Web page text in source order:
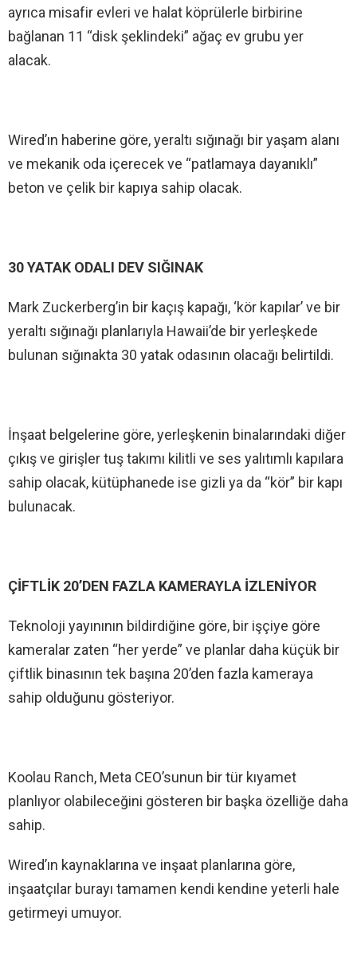
ayrıca misafir evleri ve halat köprülerle birbirine
bağlanan 11 “disk şeklindeki” ağaç ev grubu yer
alacak.
Wired’ın haberine göre, yeraltı sığınağı bir yaşam alanı
ve mekanik oda içerecek ve “patlamaya dayanıklı”
beton ve çelik bir kapıya sahip olacak.
30 YATAK ODALI DEV SIĞINAK
Mark Zuckerberg’in bir kaçış kapağı, ‘kör kapılar’ ve bir
yeraltı sığınağı planlarıyla Hawaii’de bir yerleşkede
bulunan sığınakta 30 yatak odasının olacağı belirtildi.
İnşaat belgelerine göre, yerleşkenin binalarındaki diğer
çıkış ve girişler tuş takımı kilitli ve ses yalıtımlı kapılara
sahip olacak, kütüphanede ise gizli ya da “kör” bir kapı
bulunacak.
ÇİFTLİK 20’DEN FAZLA KAMERAYLA İZLENİYOR
Teknoloji yayınının bildirdiğine göre, bir işçiye göre
kameralar zaten “her yerde” ve planlar daha küçük bir
çiftlik binasının tek başına 20’den fazla kameraya
sahip olduğunu gösteriyor.
Koolau Ranch, Meta CEO’sunun bir tür kıyamet
planlıyor olabileceğini gösteren bir başka özelliğe daha
sahip.
Wired’ın kaynaklarına ve inşaat planlarına göre,
inşaatçılar burayı tamamen kendi kendine yeterli hale
getirmeyi umuyor.